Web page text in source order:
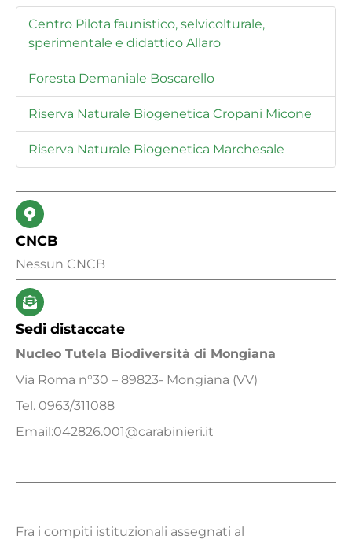
Centro Pilota faunistico, selvicolturale,
sperimentale e didattico Allaro
Foresta Demaniale Boscarello
Riserva Naturale Biogenetica Cropani Micone
Riserva Naturale Biogenetica Marchesale
CNCB
Nessun CNCB
Sedi distaccate
Nucleo Tutela Biodiversità di Mongiana
Via Roma n°30 – 89823- Mongiana (VV)
Tel. 0963/311088
Email:042826.001@carabinieri.it
Fra i compiti istituzionali assegnati al